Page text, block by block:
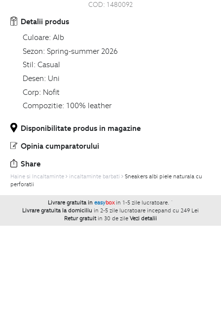
COD: 1480092
Detalii produs
Culoare: Alb
Sezon: Spring-summer 2026
Stil: Casual
Desen: Uni
Corp: Nofit
Compozitie: 100% leather
Disponibilitate produs in magazine
Opinia cumparatorului
Share
Haine si Incaltaminte incaltaminte barbati
Sneakers albi piele naturala cu
perforatii
Livrare gratuita in easybox in 1-5 zile lucratoare. `
Livrare gratuita la domiciliu in 2-5 zile lucratoare incepand cu 249 Lei
Retur gratuit in 30 de zile Vezi detalii